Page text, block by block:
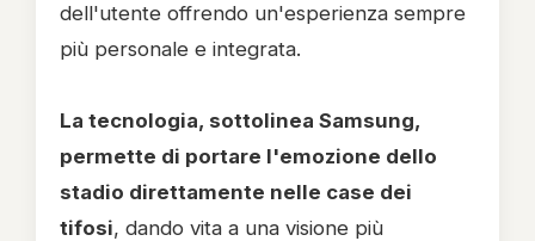
dell'utente offrendo un'esperienza sempre
più personale e integrata.
La tecnologia, sottolinea Samsung,
permette di portare l'emozione dello
stadio direttamente nelle case dei
tifosi, dando vita a una visione più